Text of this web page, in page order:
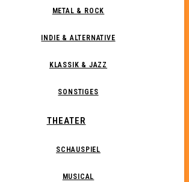
METAL & ROCK
INDIE & ALTERNATIVE
KLASSIK & JAZZ
SONSTIGES
THEATER
SCHAUSPIEL
MUSICAL